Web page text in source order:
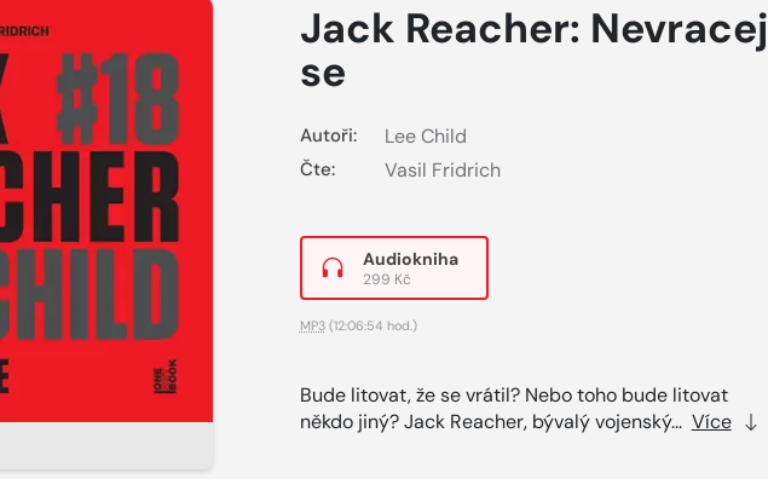
Jack Reacher: Nevracej
se
Autoři: Lee Child
Čte: Vasil Fridrich
Audiokniha
299 Kč
MP3(12:06:54 hod.)
Bude litovat, že se vrátil? Nebo toho bude litovat
někdo jiný? Jack Reacher, bývalý vojenský... Více